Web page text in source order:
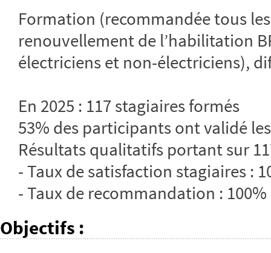
Formation (recommandée tous
renouvellement de l’habilitation
électriciens et non-électriciens),
En 2025 : 117 stagiaires formés
53% des participants ont validé
Résultats qualitatifs portant sur
- Taux de satisfaction stagiaires :
- Taux de recommandation : 100%
Objectifs :